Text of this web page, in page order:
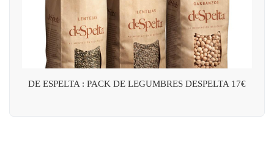
DE ESPELTA : PACK DE LEGUMBRES DESPELTA 17€